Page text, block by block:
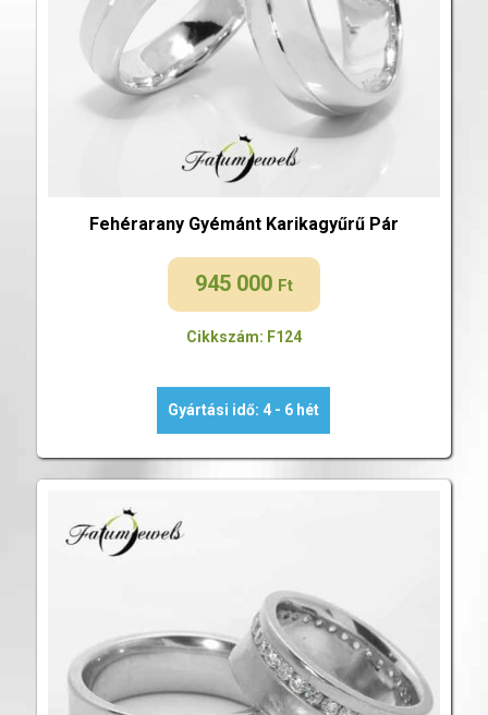
Fehérarany Gyémánt Karikagyűrű Pár
945 000 Ft
Cikkszám: F124
Gyártási idő: 4 - 6 hét